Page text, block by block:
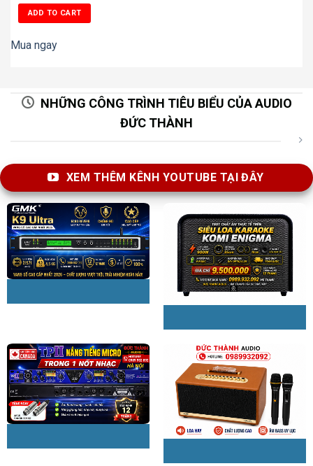
ADD TO CART
Mua ngay
NHỮNG CÔNG TRÌNH TIÊU BIỂU CỦA AUDIO
ĐỨC THÀNH
XEM THÊM KÊNH YOUTUBE TẠI ĐÂY